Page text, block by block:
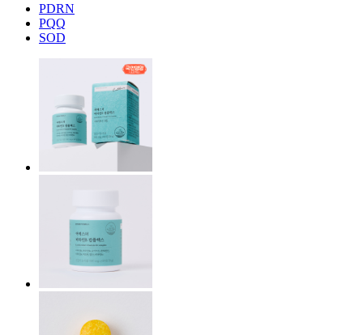
PDRN
PQQ
SOD